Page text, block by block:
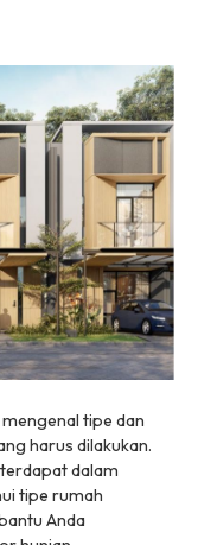
tipe dan
harus dilakukan.
dalam
tipe rumah
Anda